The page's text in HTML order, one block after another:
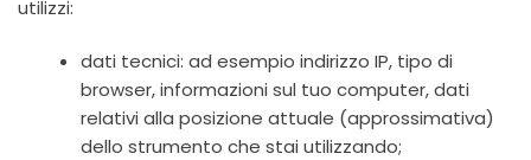
utilizzi:
dati tecnici: ad esempio indirizzo IP, tipo di
browser, informazioni sul tuo computer, dati
relativi alla posizione attuale (approssimativa)
dello strumento che stai utilizzando;